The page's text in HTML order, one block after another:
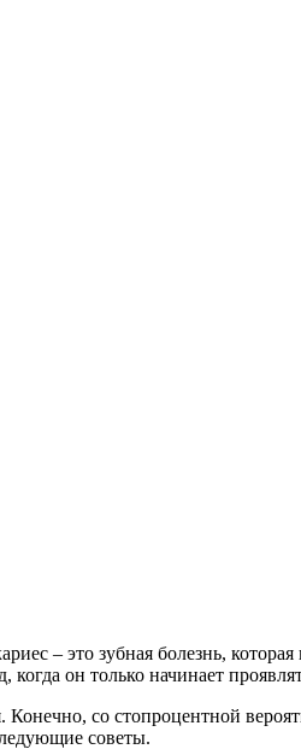
– это зубная болезнь,
когда он только начинает
Конечно, со стопроцентной
советы.